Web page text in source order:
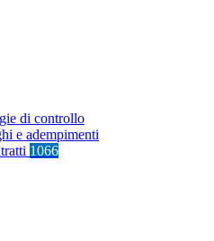
di controllo
e adempimenti
1066